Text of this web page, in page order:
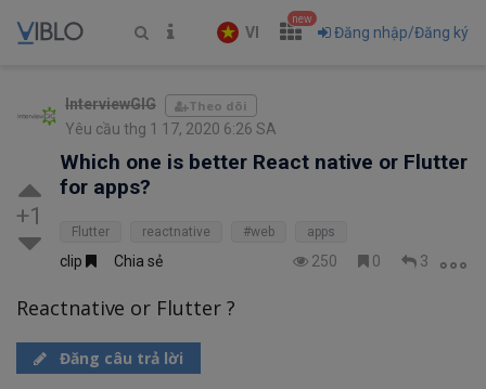
VI
new
Đăng nhập/Đăng ký
InterviewGIG Theo dõi
Yêu cầu thg 1 17, 2020 6:26 SA
+1
Which one is better React native or Flutter
for apps?
Flutter reactnative #web apps
clip Chia sẻ 250 0 3
Reactnative or Flutter ?
Đăng câu trả lời